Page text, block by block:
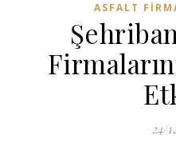
ASFALT
24/